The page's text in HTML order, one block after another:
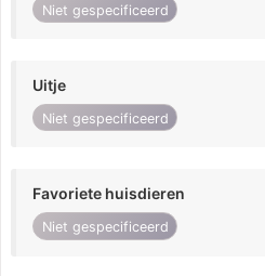
Niet gespecificeerd
Uitje
Niet gespecificeerd
Favoriete huisdieren
Niet gespecificeerd